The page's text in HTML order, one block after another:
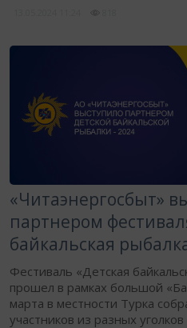
«Читаэнергосбыт»
партнером
байкальская
Фестиваль «Детская
прошел в рамках большой
марта в местности Турка
участников из разных